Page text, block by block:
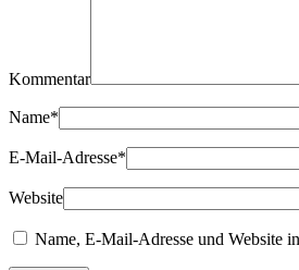
Kommentar
Name*
E-Mail-Adresse*
Website
Name, E-Mail-Adresse und Website